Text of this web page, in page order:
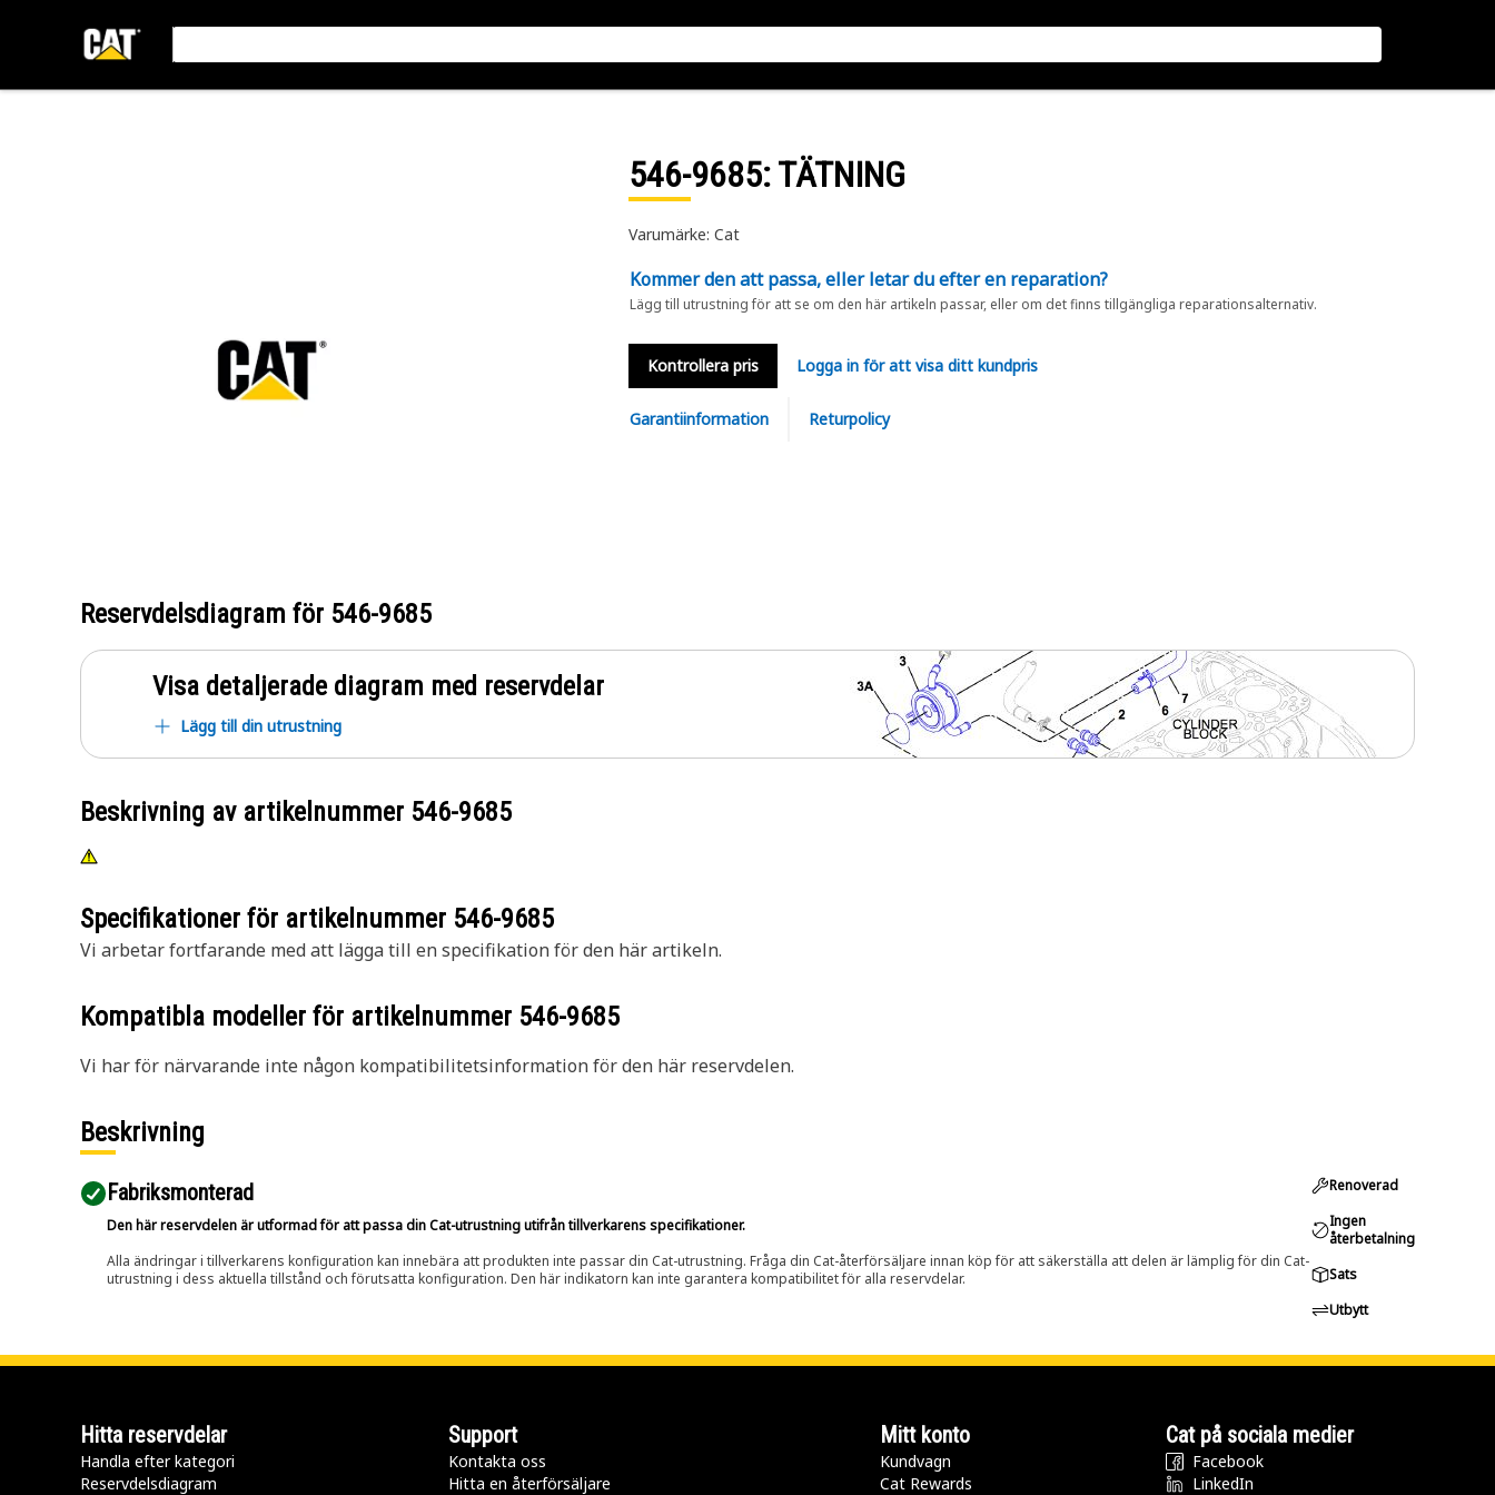
546-9685: TÄTNING
Varumärke: Cat
Kommer den att passa, eller letar du efter en reparation?
Lägg till utrustning för att se om den här artikeln passar, eller om det finns tillgängliga reparationsalternativ.
Kontrollera pris Logga in för att visa ditt kundpris
Garantiinformation Returpolicy
Reservdelsdiagram för 546-9685
Visa detaljerade diagram med reservdelar
Lägg till din utrustning
Beskrivning av artikelnummer 546-9685
Specifikationer för artikelnummer 546-9685
Vi arbetar fortfarande med att lägga till en specifikation för den här artikeln.
Kompatibla modeller för artikelnummer 546-9685
Vi har för närvarande inte någon kompatibilitetsinformation för den här reservdelen.
Beskrivning
Fabriksmonterad
Den här reservdelen är utformad för att passa din Cat-utrustning utifrån tillverkarens specifikationer.
Alla ändringar i tillverkarens konfiguration kan innebära att produkten inte passar din Cat-utrustning. Fråga din Cat-återförsäljare innan köp för att säkerställa att delen är lämplig för din Cat-
utrustning i dess aktuella tillstånd och förutsatta konfiguration. Den här indikatorn kan inte garantera kompatibilitet för alla reservdelar.
Renoverad
Ingen
återbetalning
Sats
Utbytt
Hitta reservdelar
Handla efter kategori
Reservdelsdiagram
Support
Kontakta oss
Hitta en återförsäljare
Mitt konto
Kundvagn
Cat Rewards
Cat på sociala medier
Facebook
LinkedIn